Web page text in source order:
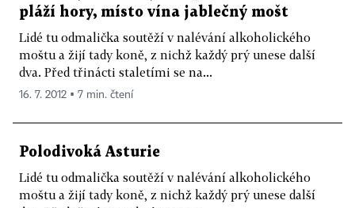
pláží hory, místo vína jablečný mošt
Lidé tu odmalička soutěží v nalévání alkoholického
moštu a žijí tady koně, z nichž každý prý unese další
dva. Před třinácti staletími se na...
16. 7. 2012 ▪ 7 min. čtení
Polodivoká Asturie
Lidé tu odmalička soutěží v nalévání alkoholického
moštu a žijí tady koně, z nichž každý prý unese další